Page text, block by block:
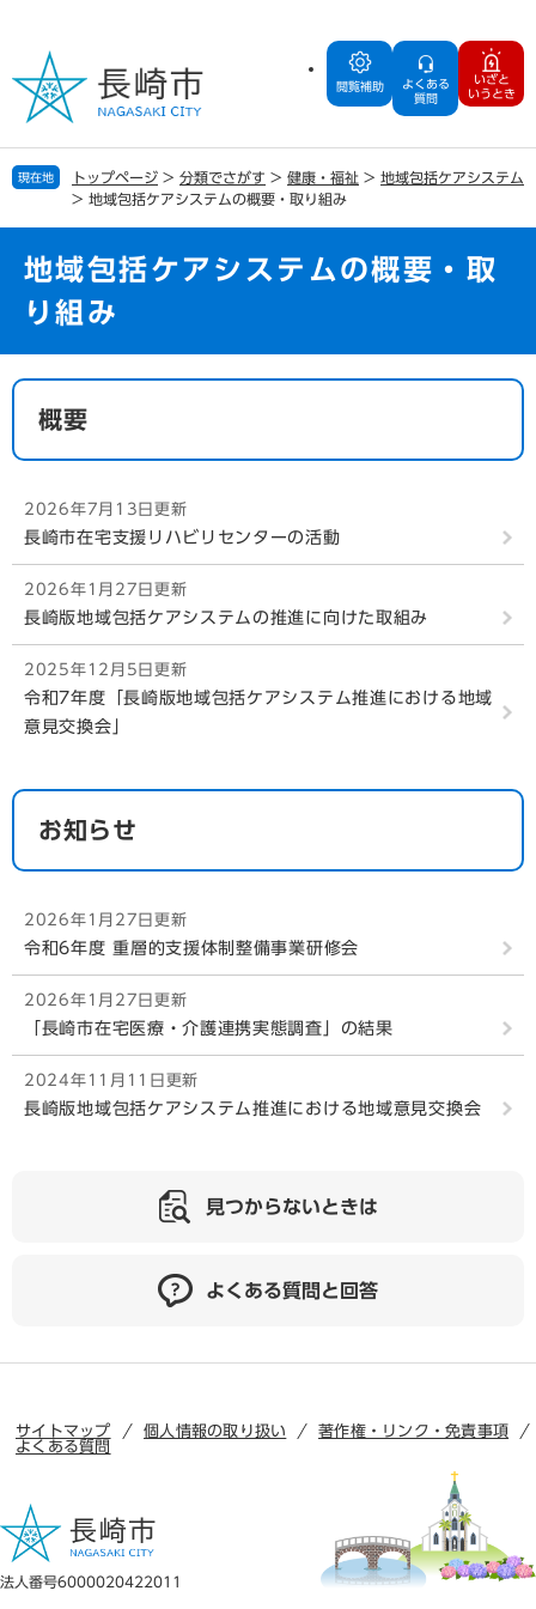
の
で
す
ー
ば
し
閲覧補助
よくある
質問
いざと
いうとき
現在地 トップページ > 分類でさがす > 健康・福祉 > 地域包括ケアシステム
> 地域包括ケアシステムの概要・取り組み
地域包括ケアシステムの概要・取
り組み
本
概要
2026年7月13日更新
長崎市在宅支援リハビリセンターの活動
2026年1月27日更新
長崎版地域包括ケアシステムの推進に向けた取組み
2025年12月5日更新
令和7年度「長崎版地域包括ケアシステム推進における地域
意見交換会」
お知らせ
2026年1月27日更新
令和6年度 重層的支援体制整備事業研修会
2026年1月27日更新
「長崎市在宅医療・介護連携実態調査」の結果
2024年11月11日更新
長崎版地域包括ケアシステム推進における地域意見交換会
見つからないときは
よくある質問と回答
サイトマップ 個人情報の取り扱い
著作権・リンク・免責事項
よくある質問
法人番号6000020422011